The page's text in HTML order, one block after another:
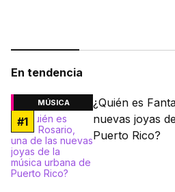
En tendencia
MÚSICA
#1
¿Quién es
nuevas joyas
Puerto Rico?